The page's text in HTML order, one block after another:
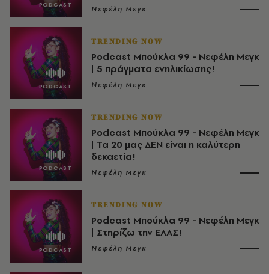
Νεφέλη Μεγκ
TRENDING NOW
Podcast Μπούκλα 99 - Νεφέλη Μεγκ
| 5 πράγματα ενηλικίωσης!
Νεφέλη Μεγκ
TRENDING NOW
Podcast Μπούκλα 99 - Νεφέλη Μεγκ
| Τα 20 μας ΔΕΝ είναι η καλύτερη
δεκαετία!
Νεφέλη Μεγκ
TRENDING NOW
Podcast Μπούκλα 99 - Νεφέλη Μεγκ
| Στηρίζω την ΕΛΑΣ!
Νεφέλη Μεγκ